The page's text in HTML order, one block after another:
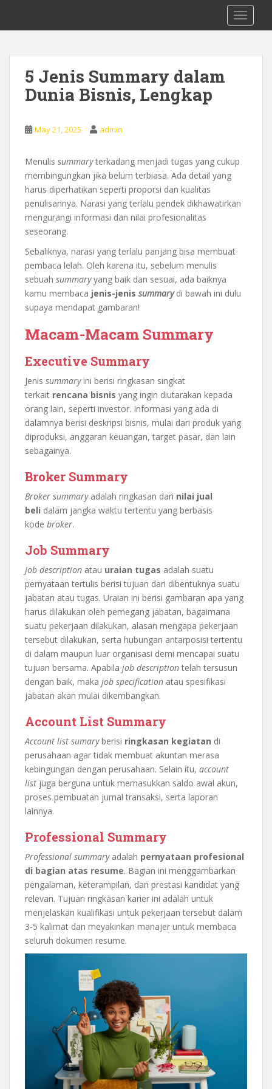
i
0878 8705 9305 Kursus Bahasa Inggis
dari Dasar Untuk Pemula Mataram
5 Jenis Summary dalam
Dunia Bisnis, Lengkap
May 21, 2025 admin
Menulis summaryterkadang menjadi tugas yang cukup
membingungkan jika belum terbiasa. Ada detail yang
harus diperhatikan seperti proporsi dan kualitas
penulisannya. Narasi yang terlalu pendek dikhawatirkan
mengurangi informasi dan nilai profesionalitas
seseorang.
Sebaliknya, narasi yang terlalu panjang bisa membuat
pembaca lelah. Oleh karena itu, sebelum menulis
sebuah summaryyang baik dan sesuai, ada baiknya
kamu membaca jenis-jenis summary di bawah ini dulu
supaya mendapat gambaran!
Macam-Macam Summary
Executive Summary
Jenis summaryini berisi ringkasan singkat
terkait rencana bisnis yang ingin diutarakan kepada
orang lain, seperti investor. Informasi yang ada di
dalamnya berisi deskripsi bisnis, mulai dari produk yang
diproduksi, anggaran keuangan, target pasar, dan lain
sebagainya.
Broker Summary
Broker summary adalah ringkasan dari nilai jual
beli dalam jangka waktu tertentu yang berbasis
kode broker.
Job Summary
Job description atau uraian tugas adalah suatu
pernyataan tertulis berisi tujuan dari dibentuknya suatu
jabatan atau tugas. Uraian ini berisi gambaran apa yang
harus dilakukan oleh pemegang jabatan, bagaimana
suatu pekerjaan dilakukan, alasan mengapa pekerjaan
tersebut dilakukan, serta hubungan antarposisi tertentu
di dalam maupun luar organisasi demi mencapai suatu
tujuan bersama. Apabila job description telah tersusun
dengan baik, maka job specification atau spesifikasi
jabatan akan mulai dikembangkan.
Account List Summary
Account list sumaryberisi ringkasan kegiatan di
perusahaan agar tidak membuat akuntan merasa
kebingungan dengan perusahaan. Selain itu, account
list juga berguna untuk memasukkan saldo awal akun,
proses pembuatan jurnal transaksi, serta laporan
lainnya.
Professional Summary
Professional summaryadalah pernyataan profesional
di bagian atas resume. Bagian ini menggambarkan
pengalaman, keterampilan, dan prestasi kandidat yang
relevan. Tujuan ringkasan karier ini adalah untuk
menjelaskan kualifikasi untuk pekerjaan tersebut dalam
3-5 kalimat dan meyakinkan manajer untuk membaca
seluruh dokumen resume.